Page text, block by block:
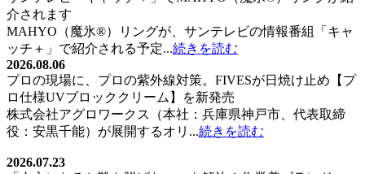
ー
シ
ョ
ン
介されます
MAHYO（魔氷®）リングが、サンテレビの情報番組「キャ
ッチ＋」で紹介される予定...続きを読む
2026.08.06
プロの現場に、プロの紫外線対策。FIVESが日焼け止め【プ
ロ仕様UVブロッククリーム】を新発売
株式会社アグロワークス（本社：兵庫県神戸市、代表取締
役：安黒千能）が展開するオリ...続きを読む
2026.07.23